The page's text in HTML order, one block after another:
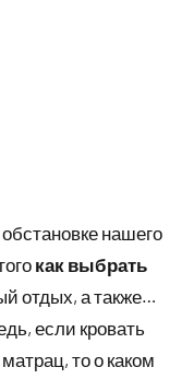
нашего
как выбрать
отдых, а также…
если кровать
то о каком